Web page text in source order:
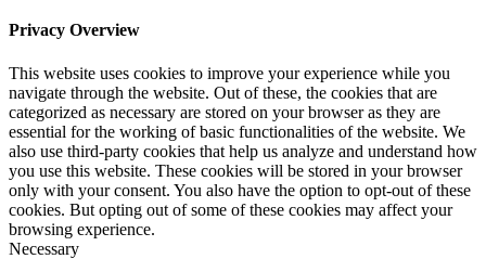
Privacy Overview
This website uses cookies to improve your experience while you
navigate through the website. Out of these, the cookies that are
categorized as necessary are stored on your browser as they are
essential for the working of basic functionalities of the website. We
also use third-party cookies that help us analyze and understand how
you use this website. These cookies will be stored in your browser
only with your consent. You also have the option to opt-out of these
cookies. But opting out of some of these cookies may affect your
browsing experience.
Necessary